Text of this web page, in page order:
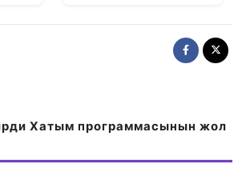
Хатым программасынын жол